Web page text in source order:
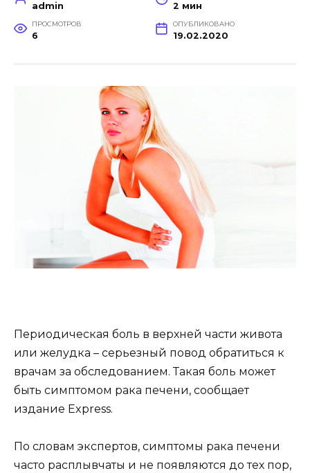
admin 2 мин
ПРОСМОТРОВ
6
ОПУБЛИКОВАНО
19.02.2020
Периодическая боль в верхней части живота
или желудка – серьезный повод обратиться к
врачам за обследованием. Такая боль может
быть симптомом рака печени, сообщает
издание Express.
По словам экспертов, симптомы рака печени
часто расплывчаты и не появляются до тех пор,